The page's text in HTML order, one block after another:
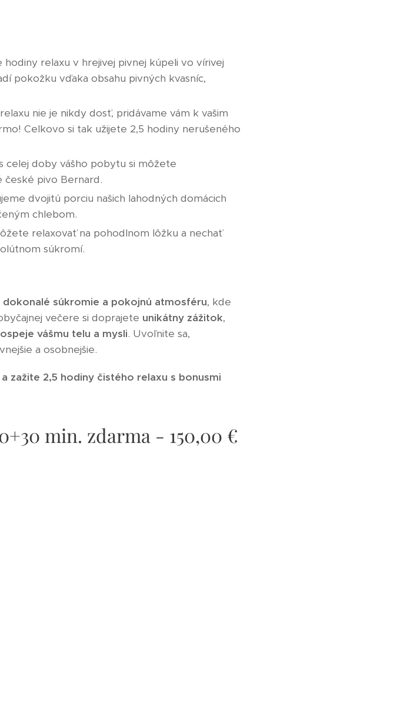
hodiny relaxu v hrejivej pivnej kúpeli vo vírivej
pokožku vďaka obsahu pivných kvasníc,
nie je nikdy dosť, pridávame vám k vašim
Celkovo si tak užijete 2,5 hodiny nerušeného
celej doby vášho pobytu si môžete
pivo Bernard.
dvojitú porciu našich lahodných domácich
chlebom.
relaxovať na pohodlnom lôžku a nechať
súkromí.
dokonalé súkromie a pokojnú atmosféru, kde
večere si doprajete unikátny zážitok,
vášmu telu a mysli. Uvoľnite sa,
a osobnejšie.
zažite 2,5 hodiny čistého relaxu s bonusmi
min. zdarma - 150,00 €